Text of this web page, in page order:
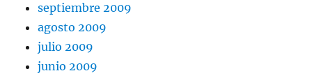
septiembre 2009
agosto 2009
julio 2009
junio 2009